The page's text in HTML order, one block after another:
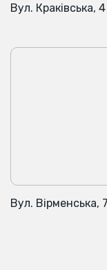
Вул. Краківська, 4
Вул. Вірменська,